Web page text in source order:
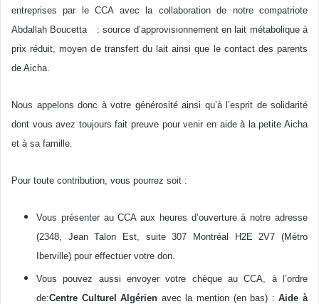
entreprises par le CCA avec la collaboration de notre compatriote
Abdallah Boucetta : source d’approvisionnement en lait métabolique à
prix réduit, moyen de transfert du lait ainsi que le contact des parents
de Aicha.
Nous appelons donc à votre générosité ainsi qu’à l’esprit de solidarité
dont vous avez toujours fait preuve pour venir en aide à la petite Aicha
et à sa famille.
Pour toute contribution, vous pourrez soit :
Vous présenter au CCA aux heures d’ouverture à notre adresse
(2348, Jean Talon Est, suite 307 Montréal H2E 2V7 (Métro
Iberville) pour effectuer votre don.
Vous pouvez aussi envoyer votre chèque au CCA, à l’ordre
de:Centre Culturel Algérien avec la mention (en bas) :Aide à